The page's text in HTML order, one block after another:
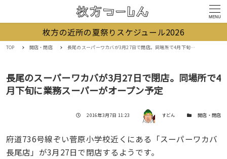
MENU
枚方の近所の夏祭りスケジュール2026
TOP 開店・閉店 長尾のスーパーワカバが3月27日で閉店。同場所で4月下旬に業務スーパーがオープン予定
長尾のスーパーワカバが3月27日で閉店。同場所で4
月下旬に業務スーパーがオープン予定
投稿日
2016年3月7日 11:23 著者 すどん カテゴリー開店・閉店
府道736号線ぞい菅原小学校近くにある「スーパーワカバ
長尾店」が3月27日で閉店するようです。